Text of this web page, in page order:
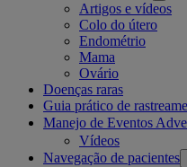
Artigos e vídeos
Colo do útero
Endométrio
Mama
Ovário
Doenças raras
Guia prático de
Manejo de Eventos
Vídeos
Navegação de pacientes